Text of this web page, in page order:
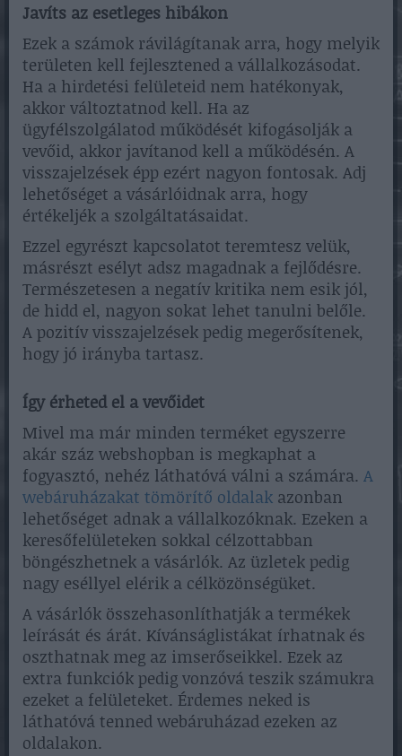
Javíts az esetleges hibákon
Ezek a számok rávilágítanak arra, hogy melyik
területen kell fejlesztened a vállalkozásodat.
Ha a hirdetési felületeid nem hatékonyak,
akkor változtatnod kell. Ha az
ügyfélszolgálatod működését kifogásolják a
vevőid, akkor javítanod kell a működésén. A
visszajelzések épp ezért nagyon fontosak. Adj
lehetőséget a vásárlóidnak arra, hogy
értékeljék a szolgáltatásaidat.
Ezzel egyrészt kapcsolatot teremtesz velük,
másrészt esélyt adsz magadnak a fejlődésre.
Természetesen a negatív kritika nem esik jól,
de hidd el, nagyon sokat lehet tanulni belőle.
A pozitív visszajelzések pedig megerősítenek,
hogy jó irányba tartasz.
Így érheted el a vevőidet
Mivel ma már minden terméket egyszerre
akár száz webshopban is megkaphat a
fogyasztó, nehéz láthatóvá válni a számára. A
webáruházakat tömörítő oldalak azonban
lehetőséget adnak a vállalkozóknak. Ezeken a
keresőfelületeken sokkal célzottabban
böngészhetnek a vásárlók. Az üzletek pedig
nagy eséllyel elérik a célközönségüket.
A vásárlók összehasonlíthatják a termékek
leírását és árát. Kívánságlistákat írhatnak és
oszthatnak meg az imserőseikkel. Ezek az
extra funkciók pedig vonzóvá teszik számukra
ezeket a felületeket. Érdemes neked is
láthatóvá tenned webáruházad ezeken az
oldalakon.